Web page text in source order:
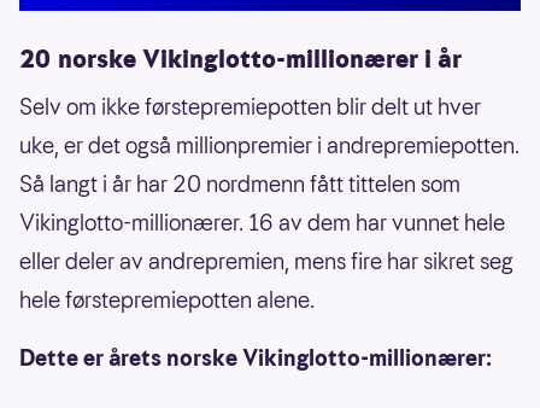
20 norske Vikinglotto-millionærer i år
Selv om ikke førstepremiepotten blir delt ut hver
uke, er det også millionpremier i andrepremiepotten.
Så langt i år har 20 nordmenn fått tittelen som
Vikinglotto-millionærer. 16 av dem har vunnet hele
eller deler av andrepremien, mens fire har sikret seg
hele førstepremiepotten alene.
Dette er årets norske Vikinglotto-millionærer: